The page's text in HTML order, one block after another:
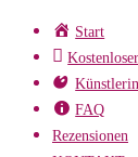
Zum
Inhalt
springen
Start
Künstlerin
FAQ
Rezensionen